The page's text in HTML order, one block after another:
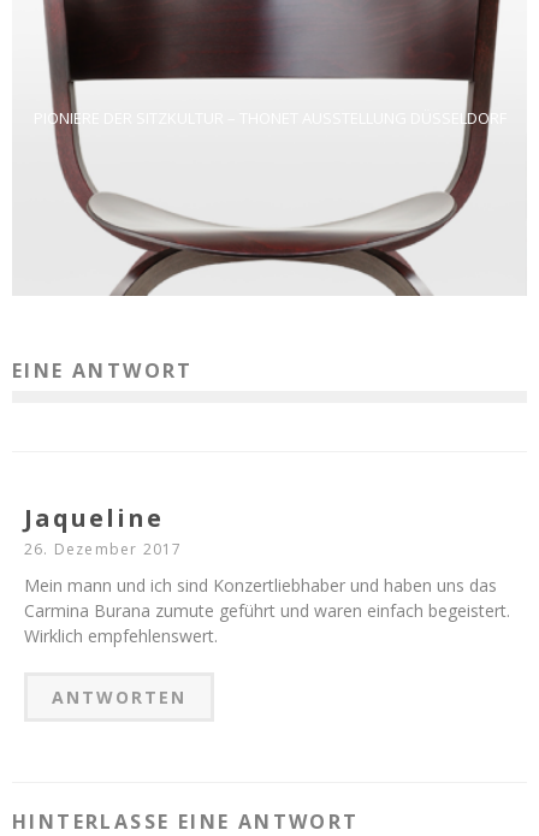
PIONIERE DER SITZKULTUR – THONET AUSSTELLUNG DÜSSELDORF
EINE ANTWORT
Jaqueline
26. Dezember 2017
Mein mann und ich sind Konzertliebhaber und haben uns das
Carmina Burana zumute geführt und waren einfach begeistert.
Wirklich empfehlenswert.
ANTWORTEN
HINTERLASSE EINE ANTWORT